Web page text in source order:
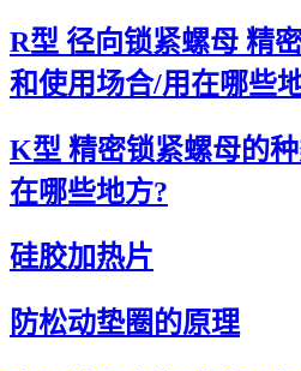
R型 径向锁紧螺母 精
和使用场合/用在哪些
K型 精密锁紧螺母的
在哪些地方?
硅胶加热片
防松动垫圈的原理